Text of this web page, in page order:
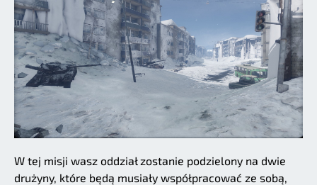
W tej misji wasz oddział zostanie podzielony na dwie
drużyny, które będą musiały współpracować ze sobą,